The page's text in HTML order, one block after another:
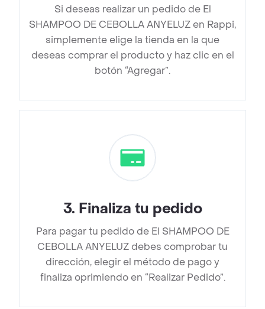
Si deseas realizar un pedido de El
SHAMPOO DE CEBOLLA ANYELUZ en Rappi,
simplemente elige la tienda en la que
deseas comprar el producto y haz clic en el
botón “Agregar”.
3. Finaliza tu pedido
Para pagar tu pedido de El SHAMPOO DE
CEBOLLA ANYELUZ debes comprobar tu
dirección, elegir el método de pago y
finaliza oprimiendo en “Realizar Pedido”.